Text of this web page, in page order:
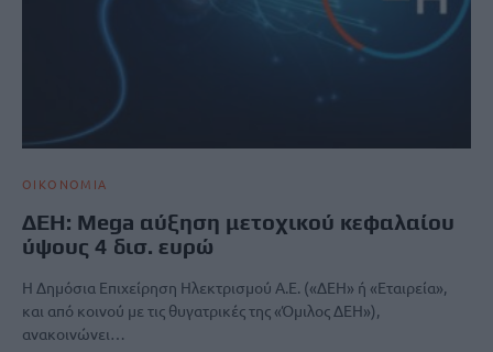
ΟΙΚΟΝΟΜΙΑ
ΔΕΗ: Mega αύξηση μετοχικού κεφαλαίου
ύψους 4 δισ. ευρώ
Η Δημόσια Επιχείρηση Ηλεκτρισμού Α.Ε. («ΔΕΗ» ή «Εταιρεία»,
και από κοινού με τις θυγατρικές της «Όμιλος ΔΕΗ»),
ανακοινώνει…